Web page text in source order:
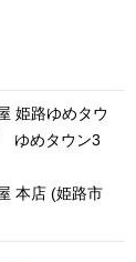
姫路ゆめタウ
ゆめタウン3
本店 (姫路市